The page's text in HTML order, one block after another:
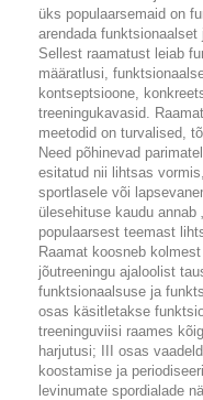
üks populaarsemaid on
arendada
Sellest raamatust leiab
määratlusi,
kontseptsioone,
treeningukavasid.
meetodid on turvalised,
Need põhinevad
esitatud nii lihtsas
sportlasele või
ülesehituse kaudu annab
populaarsest teemast
Raamat koosneb
jõutreeningu ajaloolist
funktsionaalsuse ja
osas käsitletakse
treeninguviisi raames
harjutusi; III osas
koostamise ja
levinumate spordialade